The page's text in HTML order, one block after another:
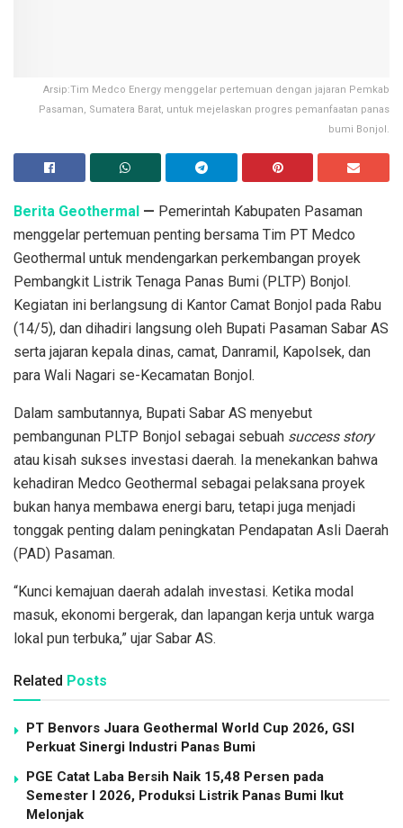
Arsip:Tim Medco Energy menggelar pertemuan dengan jajaran Pemkab
Pasaman, Sumatera Barat, untuk mejelaskan progres pemanfaatan panas
bumi Bonjol.
Berita Geothermal — Pemerintah Kabupaten Pasaman
menggelar pertemuan penting bersama Tim PT Medco
Geothermal untuk mendengarkan perkembangan proyek
Pembangkit Listrik Tenaga Panas Bumi (PLTP) Bonjol.
Kegiatan ini berlangsung di Kantor Camat Bonjol pada Rabu
(14/5), dan dihadiri langsung oleh Bupati Pasaman Sabar AS
serta jajaran kepala dinas, camat, Danramil, Kapolsek, dan
para Wali Nagari se-Kecamatan Bonjol.
Dalam sambutannya, Bupati Sabar AS menyebut
pembangunan PLTP Bonjol sebagai sebuah success story
atau kisah sukses investasi daerah. Ia menekankan bahwa
kehadiran Medco Geothermal sebagai pelaksana proyek
bukan hanya membawa energi baru, tetapi juga menjadi
tonggak penting dalam peningkatan Pendapatan Asli Daerah
(PAD) Pasaman.
“Kunci kemajuan daerah adalah investasi. Ketika modal
masuk, ekonomi bergerak, dan lapangan kerja untuk warga
lokal pun terbuka,” ujar Sabar AS.
Related Posts
PT Benvors Juara Geothermal World Cup 2026, GSI
Perkuat Sinergi Industri Panas Bumi
PGE Catat Laba Bersih Naik 15,48 Persen pada
Semester I 2026, Produksi Listrik Panas Bumi Ikut
Melonjak